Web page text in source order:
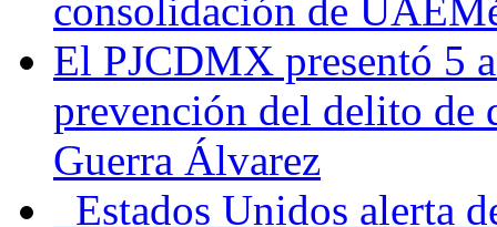
consolidación de
El PJCDMX presentó 5
prevención del delito de
Guerra Álvarez
Estados Unidos alerta